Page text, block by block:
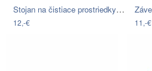
Stojan na čistiace prostriedky Metaltex
12,-€ 11,-€